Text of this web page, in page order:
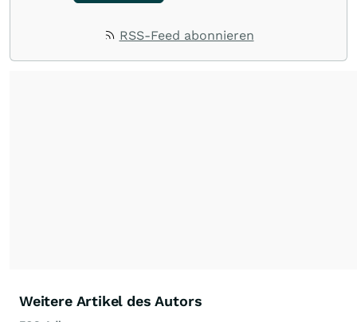
RSS-Feed abonnieren
Weitere Artikel des Autors